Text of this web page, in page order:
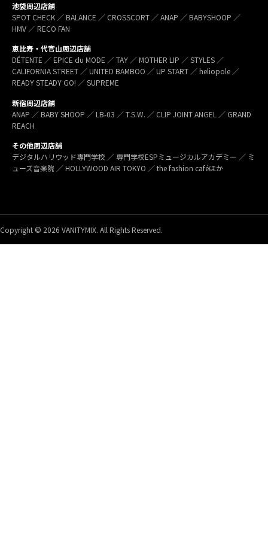
池袋周辺店舗
SPOT CHECK ／ BALANCE ／ CROSSCORT ／ ANAP ／ BABYSHOOP ／
HMV ／ RECO FAN
恵比寿・代官山周辺店舗
DÉTENTE ／ EPICE du MODE ／ TAY ／ MOTHER LIP ／ STYLES ／
CALIFORNIA STREET ／ UNITED BAMBOO ／ UP START ／ heliopole ／
READY STEADY GO! ／ SUPREME
新宿周辺店舗
ANAP ／ BABY SHOOP ／ LB-03 ／ T.S.W. ／ CLIP JOINT ANGEL ／ GRAND
REACH
その他周辺店舗
デジタルハリウッド専門学校 ／ 専門学校ESPミュージカルアカデミー ／ ミ
ューズ音楽院 ／ HOLLYWOOD AIR TOKYO ／ the fashion caféほか
Copyright © 2026 VANITYMIX. All Rights Reserved.